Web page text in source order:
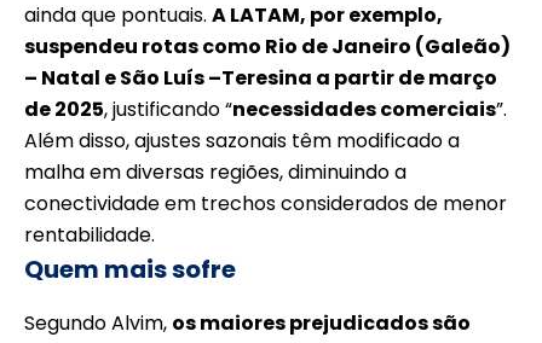
ainda que pontuais. ALATAM, por exemplo,
suspendeu rotas como Rio de Janeiro (Galeão)
– Natal e São Luís –Teresina a partir de março
de 2025, justificando “necessidades comerciais”.
Além disso, ajustes sazonais têm modificado a
malha em diversas regiões, diminuindo a
conectividade em trechos considerados de menor
rentabilidade.
Quem mais sofre
Segundo Alvim, os maiores prejudicados são